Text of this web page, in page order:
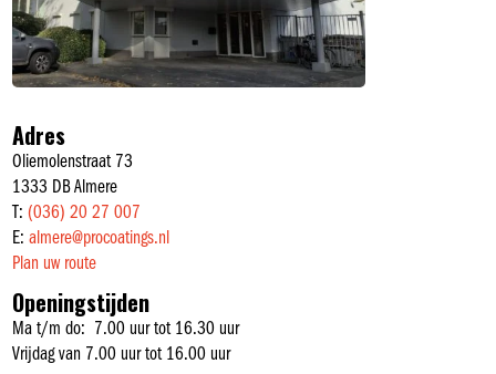
Adres
Oliemolenstraat 73
1333 DB Almere
T:(036) 20 27 007
E:almere@procoatings.nl
Plan uw route
Openingstijden
Ma t/m do: 7.00 uur tot 16.30 uur
Vrijdag van 7.00 uur tot 16.00 uur